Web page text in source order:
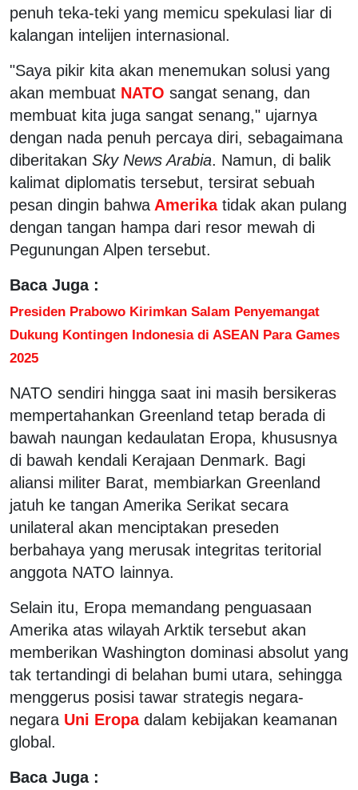
penuh teka-teki yang memicu spekulasi liar di
kalangan intelijen internasional.
"Saya pikir kita akan menemukan solusi yang
akan membuat NATO sangat senang, dan
membuat kita juga sangat senang," ujarnya
dengan nada penuh percaya diri, sebagaimana
diberitakan Sky News Arabia. Namun, di balik
kalimat diplomatis tersebut, tersirat sebuah
pesan dingin bahwa Amerika tidak akan pulang
dengan tangan hampa dari resor mewah di
Pegunungan Alpen tersebut.
Baca Juga :
Presiden Prabowo Kirimkan Salam Penyemangat
Dukung Kontingen Indonesia di ASEAN Para Games
2025
NATO sendiri hingga saat ini masih bersikeras
mempertahankan Greenland tetap berada di
bawah naungan kedaulatan Eropa, khususnya
di bawah kendali Kerajaan Denmark. Bagi
aliansi militer Barat, membiarkan Greenland
jatuh ke tangan Amerika Serikat secara
unilateral akan menciptakan preseden
berbahaya yang merusak integritas teritorial
anggota NATO lainnya.
Selain itu, Eropa memandang penguasaan
Amerika atas wilayah Arktik tersebut akan
memberikan Washington dominasi absolut yang
tak tertandingi di belahan bumi utara, sehingga
menggerus posisi tawar strategis negara-
negara Uni Eropa dalam kebijakan keamanan
global.
Baca Juga :